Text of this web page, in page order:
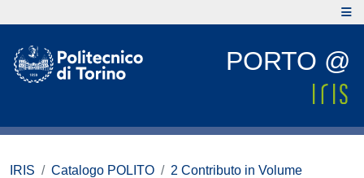
PORTO @
IRIS Catalogo POLITO
2 Contributo in Volume